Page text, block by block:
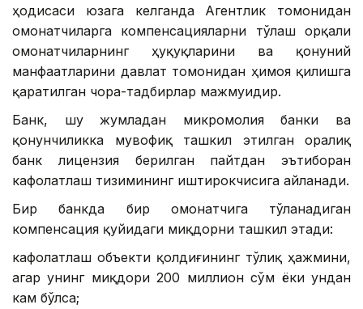
ҳодисаси юзага келганда Агентлик томонидан
омонатчиларга компенсацияларни тўлаш орқали
омонатчиларнинг ҳуқуқларини ва қонуний
манфаатларини давлат томонидан ҳимоя қилишга
қаратилган чора-тадбирлар мажмуидир.
Банк, шу жумладан микромолия банки ва
қонунчиликка мувофиқ ташкил этилган оралиқ
банк лицензия берилган пайтдан эътиборан
кафолатлаш тизимининг иштирокчисига айланади.
Бир банкда бир омонатчига тўланадиган
компенсация қуйидаги миқдорни ташкил этади:
кафолатлаш объекти қолдиғининг тўлиқ ҳажмини,
агар унинг миқдори 200 миллион сўм ёки ундан
кам бўлса;